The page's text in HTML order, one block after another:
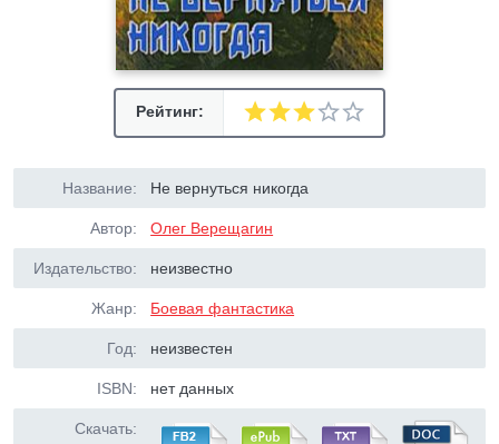
Рейтинг:
Название: Не вернуться никогда
Автор: Олег Верещагин
Издательство: неизвестно
Жанр: Боевая фантастика
Год: неизвестен
ISBN: нет данных
Скачать: